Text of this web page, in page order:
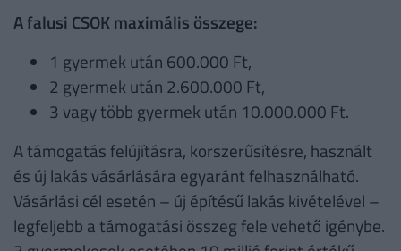
A falusi CSOK maximális összege:
1 gyermek után 600.000 Ft,
2 gyermek után 2.600.000 Ft,
3 vagy több gyermek után 10.000.000 Ft.
A támogatás felújításra, korszerűsítésre, használt
és új lakás vásárlására egyaránt felhasználható.
Vásárlási cél esetén – új építésű lakás kivételével –
legfeljebb a támogatási összeg fele vehető igénybe.